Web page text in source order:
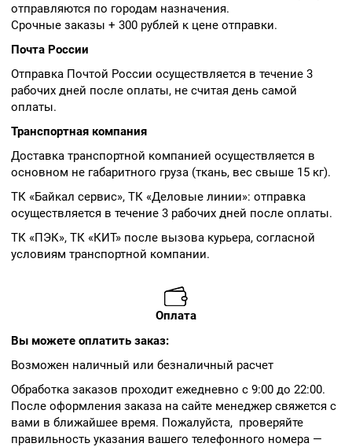
отправляются по городам назначения.
Срочные заказы + 300 рублей к цене отправки.
Почта России
Отправка Почтой России осуществляется в течение 3
рабочих дней после оплаты, не считая день самой
оплаты.
Транспортная компания
Доставка транспортной компанией осуществляется в
основном не габаритного груза (ткань, вес свыше 15 кг).
ТК «Байкал сервис», ТК «Деловые линии»: отправка
осуществляется в течение 3 рабочих дней после оплаты.
ТК «ПЭК», ТК «КИТ» после вызова курьера, согласной
условиям транспортной компании.
Оплата
Вы можете оплатить заказ:
Возможен наличный или безналичный расчет
Обработка заказов проходит ежедневно с 9:00 до 22:00.
После оформления заказа на сайте менеджер свяжется с
вами в ближайшее время. Пожалуйста, проверяйте
правильность указания вашего телефонного номера —